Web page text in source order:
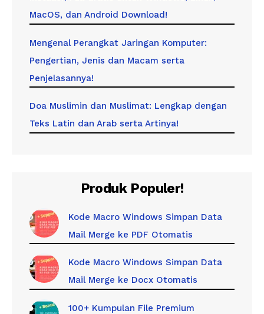
MacOS, dan Android Download!
Mengenal Perangkat Jaringan Komputer:
Pengertian, Jenis dan Macam serta
Penjelasannya!
Doa Muslimin dan Muslimat: Lengkap dengan
Teks Latin dan Arab serta Artinya!
Produk Populer!
Kode Macro Windows Simpan Data
Mail Merge ke PDF Otomatis
Kode Macro Windows Simpan Data
Mail Merge ke Docx Otomatis
100+ Kumpulan File Premium